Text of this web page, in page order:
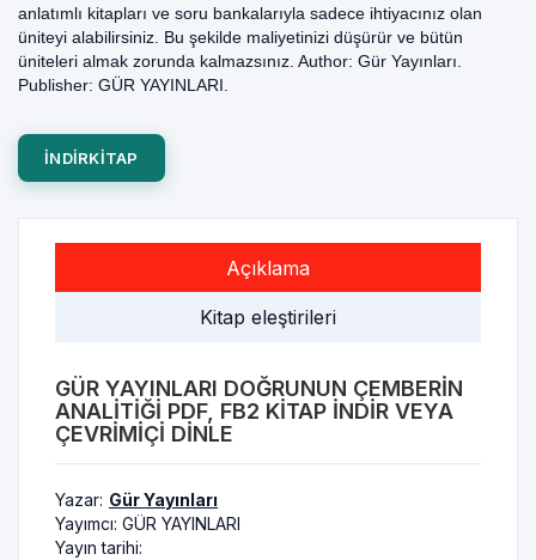
anlatımlı kitapları ve soru bankalarıyla sadece ihtiyacınız olan
üniteyi alabilirsiniz. Bu şekilde maliyetinizi düşürür ve bütün
üniteleri almak zorunda kalmazsınız. Author: Gür Yayınları.
Publisher: GÜR YAYINLARI.
INDIRKITAP
Açıklama
Kitap eleştirileri
GÜR YAYINLARI DOĞRUNUN ÇEMBERIN
ANALITIĞI PDF, FB2 KITAP INDIR VEYA
ÇEVRIMIÇI DINLE
Yazar: Gür Yayınları
Yayımcı: GÜR YAYINLARI
Yayın tarihi: